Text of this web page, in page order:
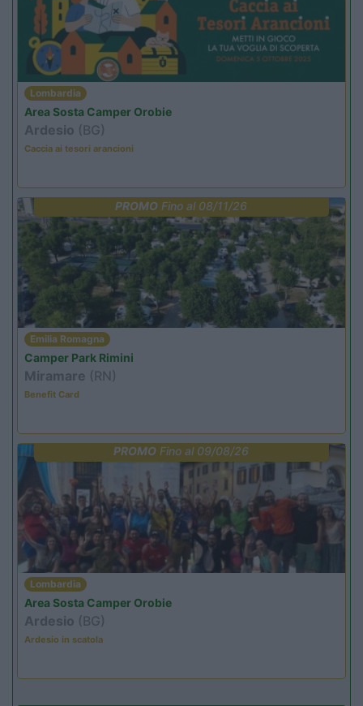
Lombardia
Area Sosta Camper Orobie
Ardesio (BG)
Caccia ai tesori arancioni
PROMO Fino al 08/11/26
Emilia Romagna
Camper Park Rimini
Miramare (RN)
Benefit Card
PROMO Fino al 09/08/26
Lombardia
Area Sosta Camper Orobie
Ardesio (BG)
Ardesio in scatola